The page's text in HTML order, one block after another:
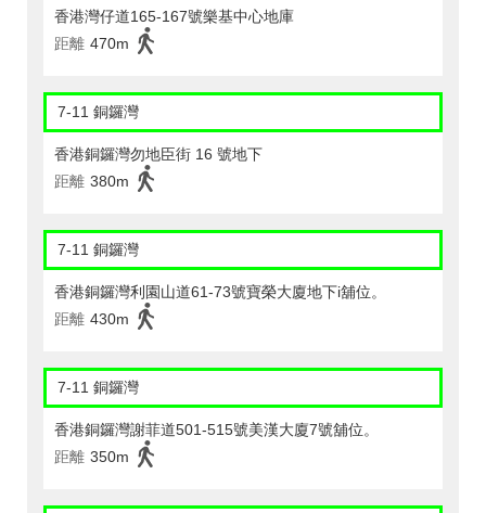
香港灣仔道165-167號樂基中心地庫
距離 470m
7-11 銅鑼灣
香港銅鑼灣勿地臣街 16 號地下
距離 380m
7-11 銅鑼灣
香港銅鑼灣利園山道61-73號寶榮大廈地下i舖位。
距離 430m
7-11 銅鑼灣
香港銅鑼灣謝菲道501-515號美漢大廈7號舖位。
距離 350m